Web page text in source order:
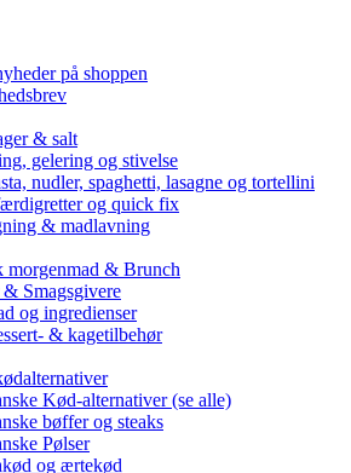
på shoppen
& salt
gelering og stivelse
nudler, spaghetti, lasagne og tortellini
og quick fix
& madlavning
morgenmad & Brunch
Smagsgivere
og ingredienser
& kagetilbehør
Kød-alternativer (se alle)
bøffer og steaks
Pølser
og ærtekød